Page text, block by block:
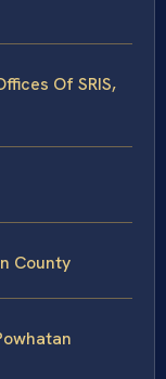
Of SRIS,
County